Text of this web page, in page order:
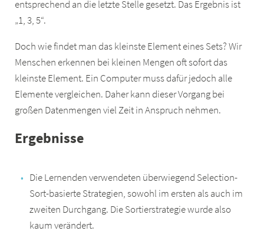
entsprechend an die letzte Stelle gesetzt. Das Ergebnis ist
„1, 3, 5“.
Doch wie findet man das kleinste Element eines Sets? Wir
Menschen erkennen bei kleinen Mengen oft sofort das
kleinste Element. Ein Computer muss dafür jedoch alle
Elemente vergleichen. Daher kann dieser Vorgang bei
großen Datenmengen viel Zeit in Anspruch nehmen.
Ergebnisse
Die Lernenden verwendeten überwiegend Selection-
Sort-basierte Strategien, sowohl im ersten als auch im
zweiten Durchgang. Die Sortierstrategie wurde also
kaum verändert.